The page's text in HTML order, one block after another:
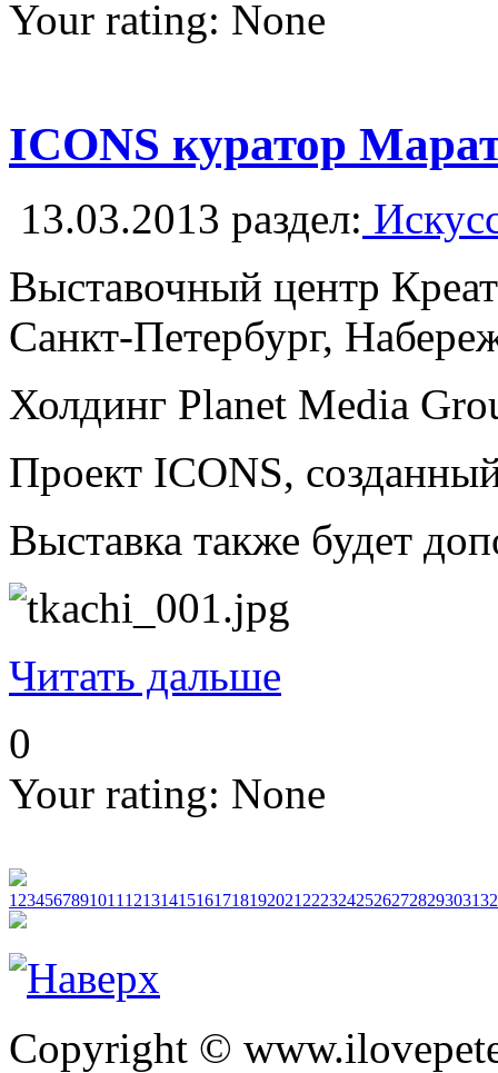
Your rating: None
ICONS куратор
13.03.2013 раздел:
Выставочный центр
Санкт-Петербург,
Холдинг Planet Media
Проект ICONS,
Выставка также будет
Читать дальше
0
Your rating: None
1 234567891011 12131415161718192021 2223242526272829303132
Copyright ©